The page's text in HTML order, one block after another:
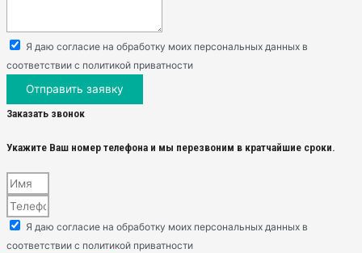
Я даю согласие на обработку моих персональных данных в
соответствии с политикой приватности
Отправить заявку
Заказать звонок
Укажите Ваш номер телефона и мы перезвоним в кратчайшие сроки.
Я даю согласие на обработку моих персональных данных в
соответствии с политикой приватности